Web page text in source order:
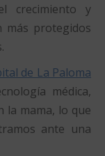
crecimiento y
más protegidos
de La Paloma
médica,
la mama, lo que
ante una